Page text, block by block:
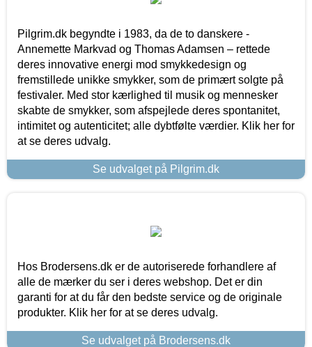
Pilgrim.dk begyndte i 1983, da de to danskere -
Annemette Markvad og Thomas Adamsen – rettede
deres innovative energi mod smykkedesign og
fremstillede unikke smykker, som de primært solgte på
festivaler. Med stor kærlighed til musik og mennesker
skabte de smykker, som afspejlede deres spontanitet,
intimitet og autenticitet; alle dybtfølte værdier. Klik her for
at se deres udvalg.
Se udvalget på Pilgrim.dk
Hos Brodersens.dk er de autoriserede forhandlere af
alle de mærker du ser i deres webshop. Det er din
garanti for at du får den bedste service og de originale
produkter. Klik her for at se deres udvalg.
Se udvalget på Brodersens.dk